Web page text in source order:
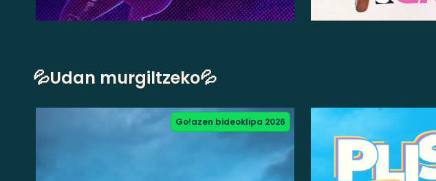
💦Udan murgiltzeko💦
Go!azen bideoklipa 2026